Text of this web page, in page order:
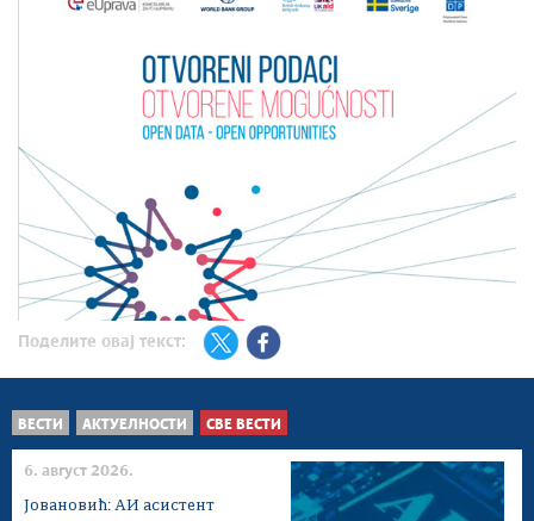
Поделите овај текст:
ВЕСТИ АКТУЕЛНОСТИ СВЕ ВЕСТИ
6. август 2026.
Јовановић: АИ асистент